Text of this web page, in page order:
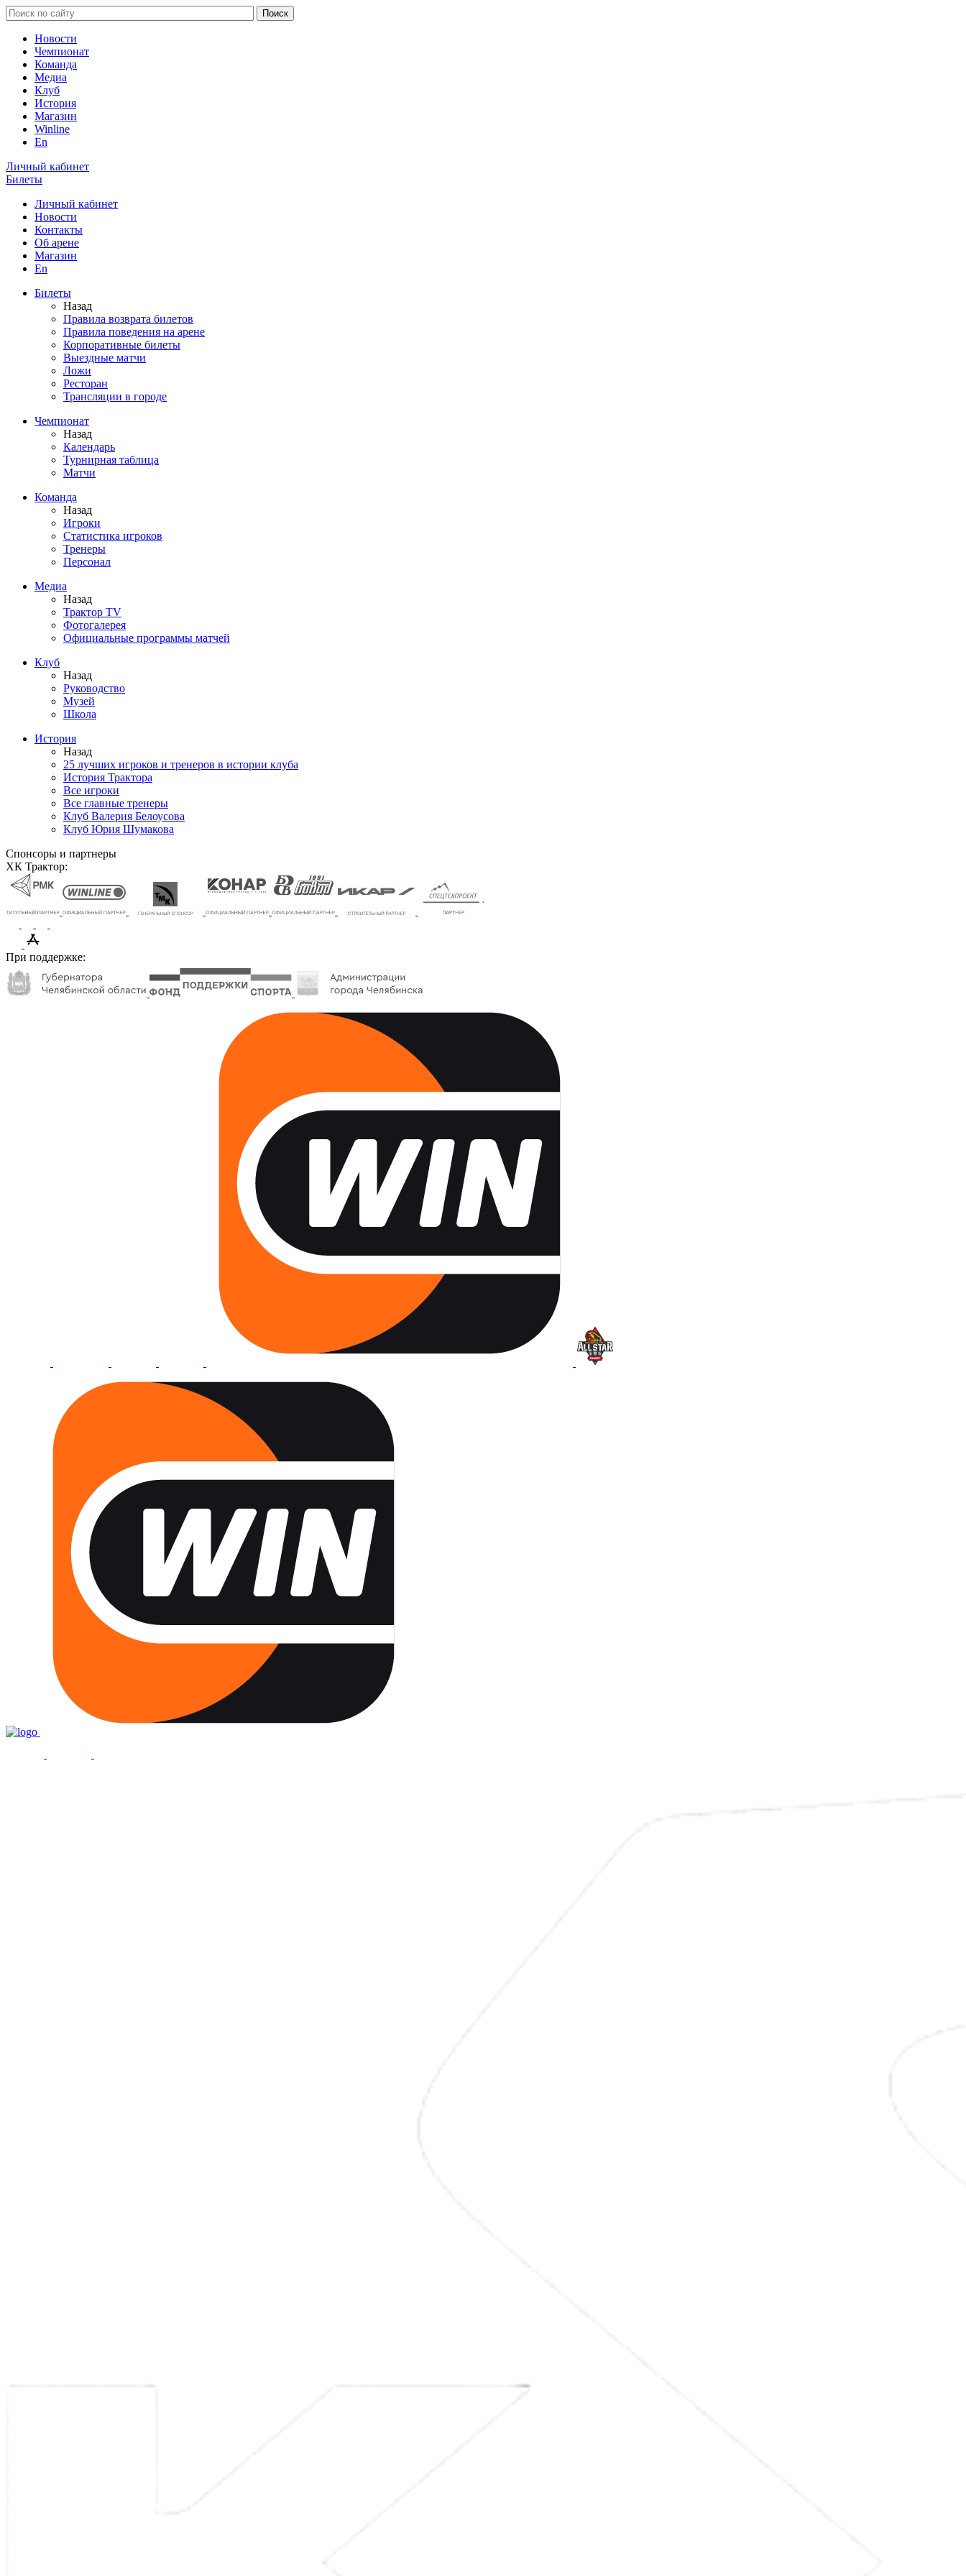
Новости
Чемпионат
Команда
Медиа
Клуб
История
Магазин
Winline
En
Личный кабинет
Билеты
Личный кабинет
Новости
Контакты
Об арене
Магазин
En
Билеты
Назад
Правила возврата билетов
Правила поведения на арене
Корпоративные билеты
Выездные матчи
Ложи
Ресторан
Трансляции в городе
Чемпионат
Назад
Календарь
Турнирная таблица
Матчи
Команда
Назад
Игроки
Статистика игроков
Тренеры
Персонал
Медиа
Назад
Трактор TV
Фотогалерея
Официальные программы матчей
Клуб
Назад
Руководство
Музей
Школа
История
Назад
25 лучших игроков и тренеров в истории клуба
История Трактора
Все игроки
Все главные тренеры
Клуб Валерия Белоусова
Клуб Юрия Шумакова
Спонсоры и партнеры
ХК Трактор:
При поддержке: